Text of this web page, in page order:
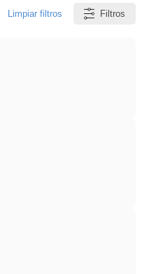
Limpiar filtros Filtros